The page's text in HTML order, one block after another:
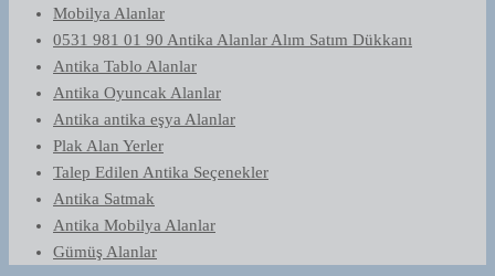
Mobilya Alanlar
0531 981 01 90 Antika Alanlar Alım Satım Dükkanı
Antika Tablo Alanlar
Antika Oyuncak Alanlar
Antika antika eşya Alanlar
Plak Alan Yerler
Talep Edilen Antika Seçenekler
Antika Satmak
Antika Mobilya Alanlar
Gümüş Alanlar